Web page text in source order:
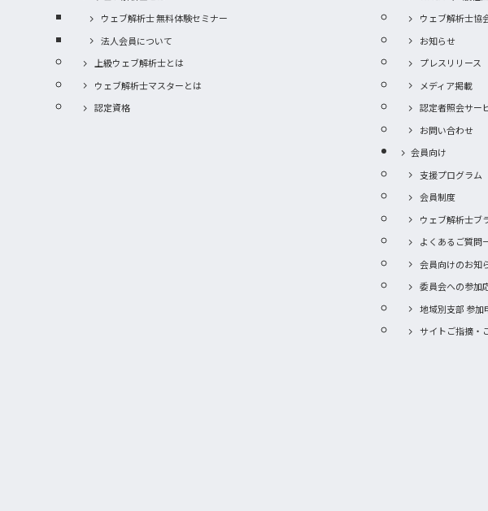
ウェブ解析士 無料体験セミナー
法人会員について
上級ウェブ解析士とは
ウェブ解析士マスターとは
認定資格
ウェブ解析士協
お知らせ
プレスリリース
メディア掲載
認定者照会サー
お問い合わせ
会員向け
支援プログラム
会員制度
ウェブ解析士ブ
よくあるご質問
会員向けのお知
委員会への参加
地域別支部 参加
サイトご指摘・